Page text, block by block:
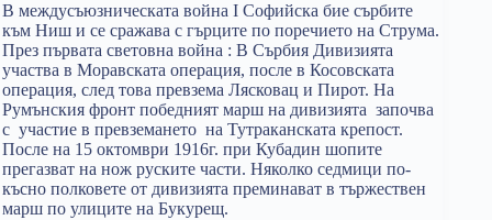
В междусъюзническата война I Софийска бие сърбите
към Ниш и се сражава с гърците по поречието на Струма.
През първата световна война : В Сърбия Дивизията
участва в Моравската операция, после в Косовската
операция, след това превзема Лясковац и Пирот. На
Румънския фронт победният марш на дивизията започва
с участие в превземането на Тутраканската крепост.
После на 15 октомври 1916г. при Кубадин шопите
прегазват на нож руските части. Няколко седмици по-
късно полковете от дивизията преминават в тържествен
марш по улиците на Букурещ.